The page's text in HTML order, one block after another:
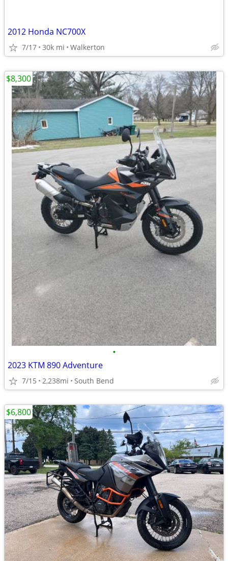
2012 Honda NC700X
7/17 30k mi Walkerton
•
2023 KTM 890 Adventure
7/15 2,238mi South Bend
$8,300
$6,800